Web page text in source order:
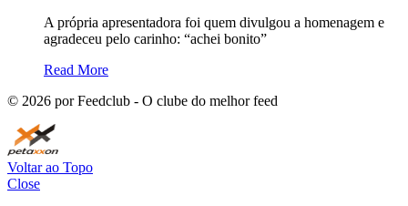
A própria apresentadora foi quem divulgou a homenagem e
agradeceu pelo carinho: “achei bonito”
Read More
© 2026 por Feedclub - O clube do melhor feed
Voltar ao Topo
Close